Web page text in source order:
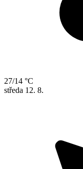
27/14 °C
středa 12. 8.